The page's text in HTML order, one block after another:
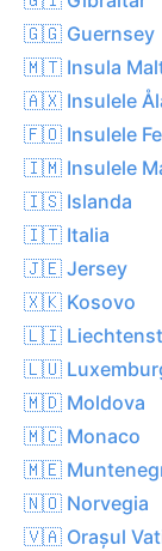
🇬🇬 Guernsey
🇲🇹 Insula
🇦🇽 Insulele
🇫🇴 Insulele
🇮🇲 Insulele
🇮🇸 Islanda
🇮🇹 Italia
🇯🇪 Jersey
🇽🇰 Kosovo
🇱🇮
🇱🇺
🇲🇩 Moldova
🇲🇨 Monaco
🇲🇪
🇳🇴 Norvegia
🇻🇦 Orașul